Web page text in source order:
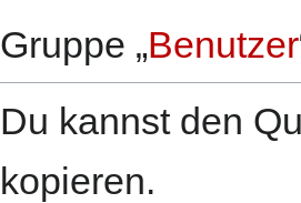
Gruppe „Benutzer
Du kannst den
kopieren.